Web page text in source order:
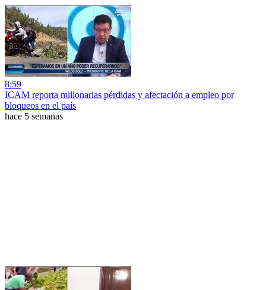
8:59
ICAM reporta millonarias pérdidas y afectación a empleo por
bloqueos en el país
hace 5 semanas